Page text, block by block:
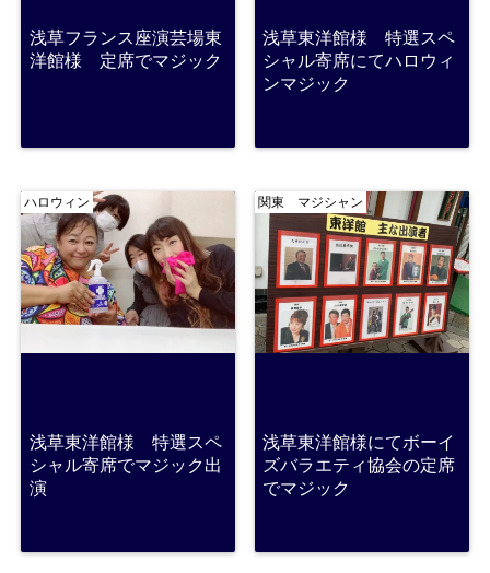
浅草フランス座演芸場東
洋館様 定席でマジック
浅草東洋館様 特選スペ
シャル寄席にてハロウィ
ンマジック
ハロウィン
浅草東洋館様 特選スペ
シャル寄席でマジック出
演
関東 マジシャン
浅草東洋館様にてボーイ
ズバラエティ協会の定席
でマジック